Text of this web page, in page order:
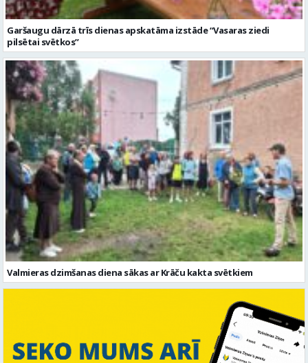
Valmieras dzimšanas diena sākas ar Krāču kakta svētkiem